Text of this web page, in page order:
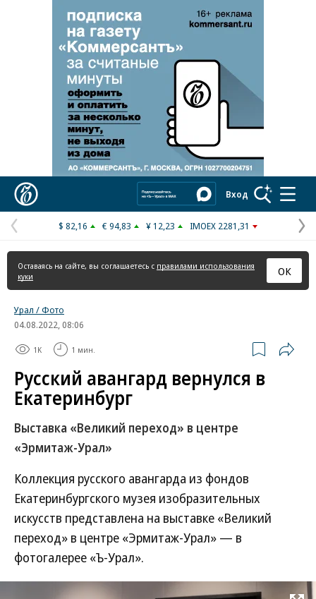
Реклама в «Ъ» www.kommersant.ru/ad
Вход
Предыдущая
страница
$ 82,16 € 94,83 ¥ 12,23 IMOEX 2281,31
Оставаясь на сайте, вы соглашаетесь с правилами использования
куки
ОК
Урал / Фото
04.08.2022, 08:06
1K 1 мин.
Русский авангард вернулся в
Екатеринбург
Выставка «Великий переход» в центре
«Эрмитаж-Урал»
Коллекция русского авангарда из фондов
Екатеринбургского музея изобразительных
искусств представлена на выставке «Великий
переход» в центре «Эрмитаж-Урал» — в
фотогалерее «Ъ-Урал».